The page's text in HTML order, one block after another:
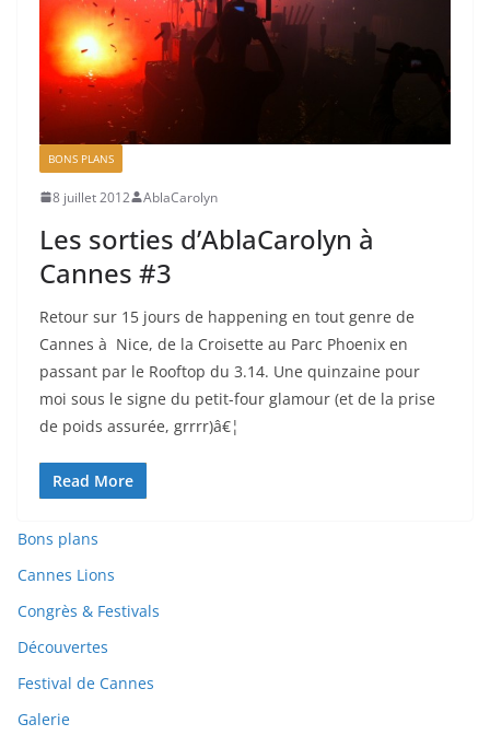
BONS PLANS
8 juillet 2012 AblaCarolyn
Les sorties d’AblaCarolyn à
Cannes #3
Retour sur 15 jours de happening en tout genre de
Cannes à Nice, de la Croisette au Parc Phoenix en
passant par le Rooftop du 3.14. Une quinzaine pour
moi sous le signe du petit-four glamour (et de la prise
de poids assurée, grrrr)â€¦
Read More
Bons plans
Cannes Lions
Congrès & Festivals
Découvertes
Festival de Cannes
Galerie